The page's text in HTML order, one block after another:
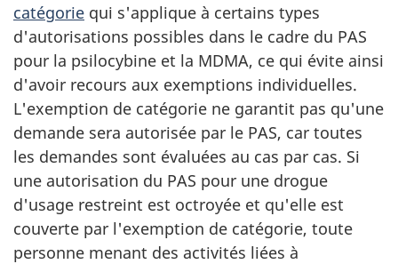
catégorie qui s'applique à certains types
d'autorisations possibles dans le cadre du PAS
pour la psilocybine et la MDMA, ce qui évite ainsi
d'avoir recours aux exemptions individuelles.
L'exemption de catégorie ne garantit pas qu'une
demande sera autorisée par le PAS, car toutes
les demandes sont évaluées au cas par cas. Si
une autorisation du PAS pour une drogue
d'usage restreint est octroyée et qu'elle est
couverte par l'exemption de catégorie, toute
personne menant des activités liées à